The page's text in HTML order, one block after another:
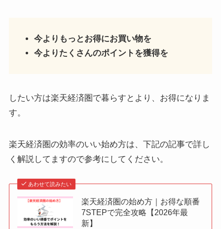
今よりもっとお得にお買い物を
今よりたくさんのポイントを獲得を
したい方は楽天経済圏で暮らすとより、お得になりま
す。
楽天経済圏の効率のいい始め方は、下記の記事で詳し
く解説してますので参考にしてください。
あわせて読みたい
楽天経済圏の始め方｜お得な順番
7STEPで完全攻略【2026年最
新】